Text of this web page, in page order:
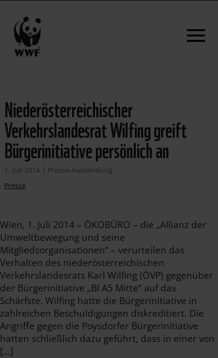
Niederösterreichischer
Verkehrslandesrat Wilfing greift
Bürgerinitiative persönlich an
1. Juli 2014| Presse-Aussendung
Presse
Wien, 1. Juli 2014 – ÖKOBÜRO – die „Allianz der
Umweltbewegung und seine
Mitgliedsorganisationen“ – verurteilen das
Verhalten des niederösterreichischen
Verkehrslandesrats Karl Wilfing (ÖVP) gegenüber
der Bürgerinitiative „BI A5 Mitte“ auf das
Schärfste. Wilfing hatte die Bürgerinitiative in
zahlreichen Beschuldigungen diskreditiert. Die
Angriffe gegen die Poysdorfer Bürgerinitiative
hatten schließlich dazu geführt, dass in einer von
[…]